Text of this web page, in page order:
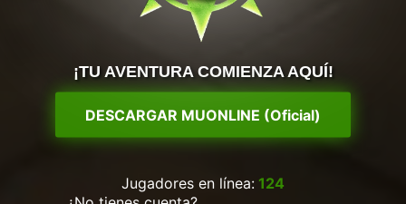
¡TU AVENTURA COMIENZA AQUÍ!
DESCARGAR MUONLINE (Oficial)
Jugadores en línea: 124